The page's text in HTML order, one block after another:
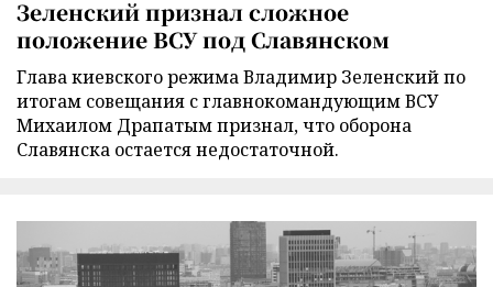
Зеленский признал сложное
положение ВСУ под Славянском
Глава киевского режима Владимир Зеленский по
итогам совещания с главнокомандующим ВСУ
Михаилом Драпатым признал, что оборона
Славянска остается недостаточной.